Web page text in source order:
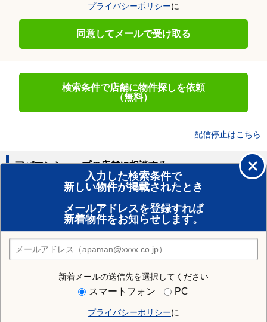
プライバシーポリシーに
同意してメールで受け取る
検索条件で店舗に物件探しを依頼
（無料）
配信停止はこちら
入力した検索条件で
新しい物件が掲載されたとき
メールアドレスを登録すれば
新着物件をお知らせします。
新着メールの送信先を選択してください
スマートフォン PC
プライバシーポリシーに
アパマンショップの店舗に相談する
賃貸のプロがお部屋探し！
おまかせ物件リクエスト
住みたい街の店舗を探す
店舗検索
住む街研究所で塩竈市の情報を見る